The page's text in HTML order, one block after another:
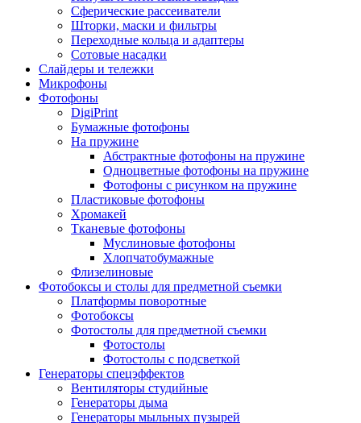
Сферические рассеиватели
Шторки, маски и фильтры
Переходные кольца и адаптеры
Сотовые насадки
Слайдеры и тележки
Микрофоны
Фотофоны
DigiPrint
Бумажные фотофоны
На пружине
Абстрактные фотофоны на пружине
Одноцветные фотофоны на пружине
Фотофоны с рисунком на пружине
Пластиковые фотофоны
Хромакей
Тканевые фотофоны
Муслиновые фотофоны
Хлопчатобумажные
Флизелиновые
Фотобоксы и столы для предметной съемки
Платформы поворотные
Фотобоксы
Фотостолы для предметной съемки
Фотостолы
Фотостолы с подсветкой
Генераторы спецэффектов
Вентиляторы студийные
Генераторы дыма
Генераторы мыльных пузырей